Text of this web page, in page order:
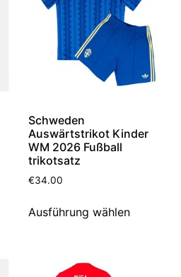
Schweden
Auswärtstrikot Kinder
WM 2026 Fußball
trikotsatz
€34.00
Ausführung wählen